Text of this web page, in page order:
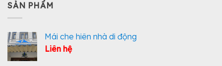
SẢN PHẨM
Mái che hiên nhà di động
Liên hệ